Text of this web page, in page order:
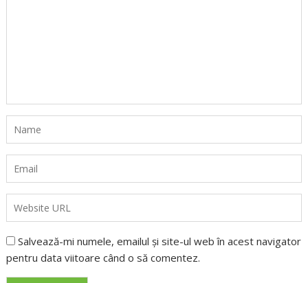
Salvează-mi numele, emailul și site-ul web în acest navigator
pentru data viitoare când o să comentez.